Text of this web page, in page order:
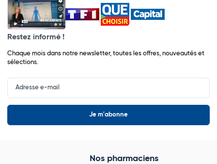
Restez informé !
Chaque mois dans notre newsletter, toutes les offres, nouveautés et
sélections.
Input
Newsletter
Nos pharmaciens